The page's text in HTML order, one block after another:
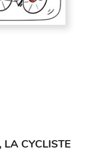
LA CYCLISTE